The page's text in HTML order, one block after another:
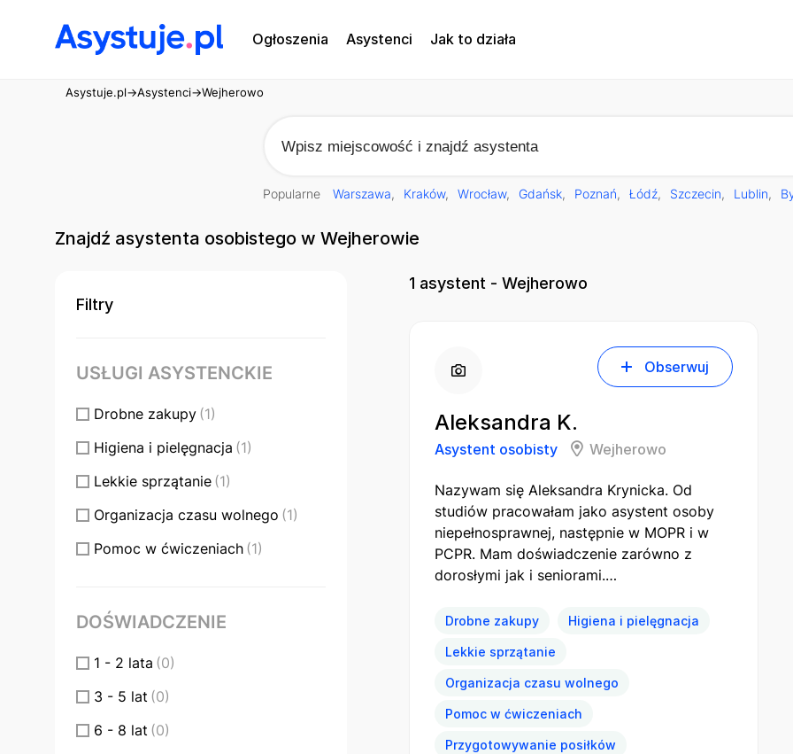
Ogłoszenia Asystenci Jak to działa
Asystuje.pl→Asystenci→Wejherowo
Popularne Warszawa Kraków Wrocław Gdańsk Poznań Łódź Szczecin Lublin
Znajdź asystenta osobistego w Wejherowie
Filtry
USŁUGI ASYSTENCKIE
Drobne zakupy (1)
Higiena i pielęgnacja (1)
Lekkie sprzątanie (1)
Organizacja czasu wolnego (1)
Pomoc w ćwiczeniach (1)
Wsparcie w wyjazdach
DOŚWIADCZENIE
1 - 2 lata (0)
3 - 5 lat (0)
6 - 8 lat (0)
1 asystent - Wejherowo
Obserwuj
Aleksandra K.
Asystent osobisty Wejherowo
Nazywam się Aleksandra Krynicka. Od
studiów pracowałam jako asystent osoby
niepełnosprawnej, następnie w MOPR i w
PCPR. Mam doświadczenie zarówno z
dorosłymi jak i seniorami.…
Drobne zakupy Higiena i pielęgnacja
Lekkie sprzątanie
Organizacja czasu wolnego
Pomoc w ćwiczeniach
Przygotowywanie posiłków